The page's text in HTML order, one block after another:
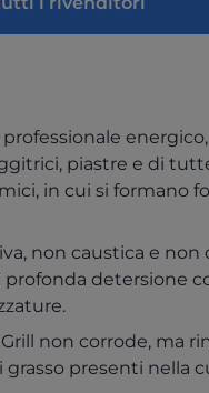
piastre e di
in cui si formano
non caustica e non
detersione
non corrode, ma
presenti nella